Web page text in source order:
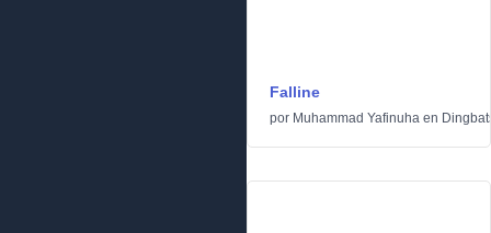
Falline
por Muhammad Yafinuha en